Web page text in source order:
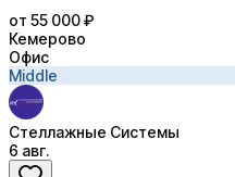
от 55 000 ₽
Кемерово
Офис
Middle
Стеллажные Системы
6 авг.